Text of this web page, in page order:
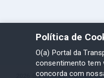
2026 ©Portal da
Política de
O(a) Portal da
consentimento tem
concorda com